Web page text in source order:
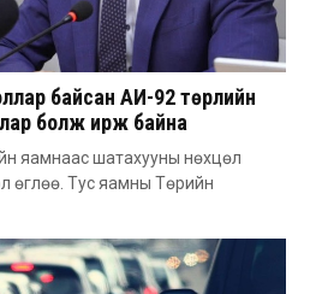
байсан АИ-92 төрлийн
болж ирж байна
яамнаас шатахууны нөхцөл
өглөө. Тус яамны Төрийн